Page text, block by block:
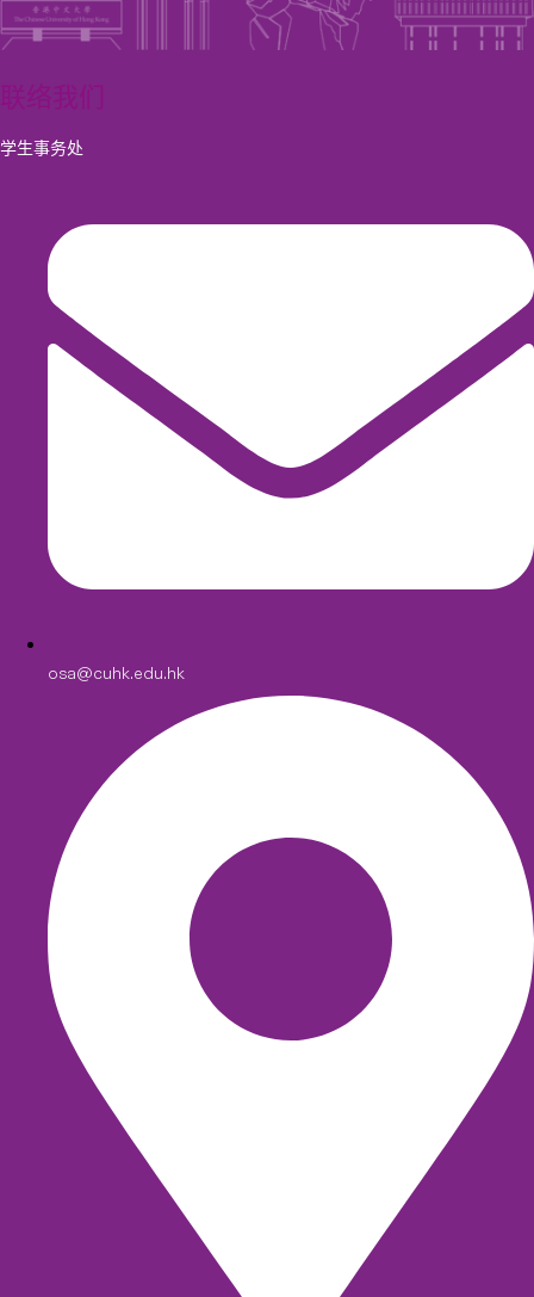
学生事务处
osa@cuhk.edu.hk